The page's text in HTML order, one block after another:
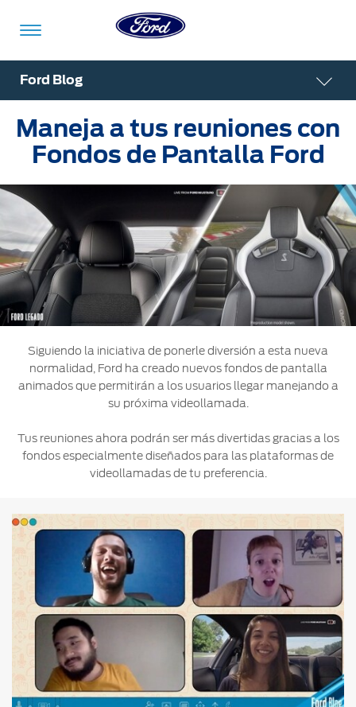
Acessibility
Vehículos
Compra
Cotízalos
Manéjalos
Ford
Custom
Garage
Catálogos
Accesorios
Ford
Credit
Vehículos
Comerciales
Descubre
Tu Ford
ShowroomVirtual
Propietarios
Beneficios
de
Extensión
Garantía
Ford
Colisión y
Partes
Precio de
Mantenimiento
Programa de
Mantenimiento
Vehículos
Comerciales
Mi
Ford
Mi
Cita de
Servicio
Promociones
de Servicio
a
Revisión
Garantía
en
Partes
Soporte
Técnico
Tecnologías
Asistencia
Conectividad
Desempeño
Trabajo
Financiamiento
Ford
Iniciar
Iniciar
Sesión
Sesión
Registrarse
Cambiar
Contraseña
Ford Blog
Maneja a tus reuniones con
Fondos de Pantalla Ford
Siguiendo la iniciativa de ponerle diversión a esta nueva
normalidad, Ford ha creado nuevos fondos de pantalla
animados que permitirán a los usuarios llegar manejando a
su próxima videollamada.
Tus reuniones ahora podrán ser más divertidas gracias a los
fondos especialmente diseñados para las plataformas de
videollamadas de tu preferencia.